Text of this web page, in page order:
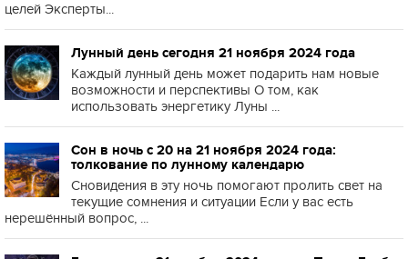
целей Эксперты...
Лунный день сегодня 21 ноября 2024 года
Каждый лунный день может подарить нам новые
возможности и перспективы О том, как
использовать энергетику Луны ...
Сон в ночь с 20 на 21 ноября 2024 года:
толкование по лунному календарю
Сновидения в эту ночь помогают пролить свет на
текущие сомнения и ситуации Если у вас есть
нерешённый вопрос, ...